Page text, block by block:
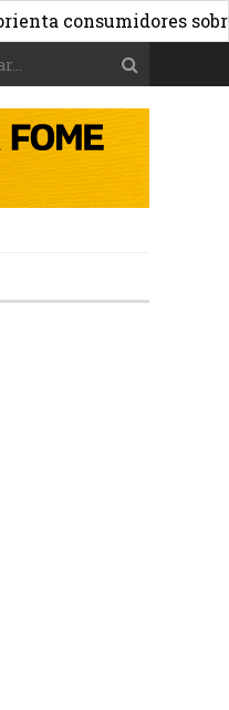
sobre os